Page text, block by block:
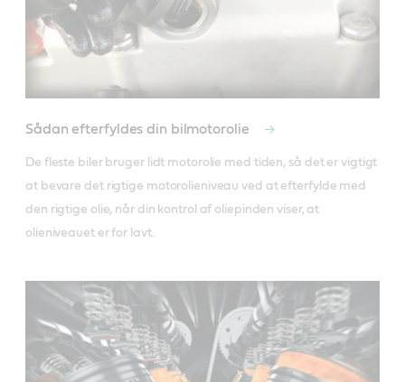
Sådan efterfyldes din bilmotorolie
De fleste biler bruger lidt motorolie med tiden, så det er vigtigt
at bevare det rigtige motorolieniveau ved at efterfylde med
den rigtige olie, når din kontrol af oliepinden viser, at
olieniveauet er for lavt.